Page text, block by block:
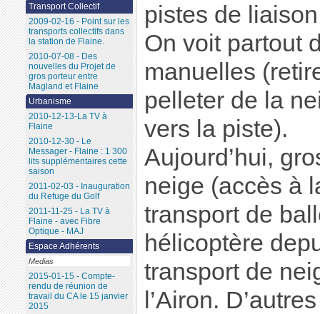
pistes de
On voit partout
manuelles
pelleter de la
vers la piste).
Aujourd’hui,
neige (accès à
transport de
hélicoptère
transport de
l’Airon.
Transport Collectif
2009-02-16 - Point sur les
transports collectifs dans
la station de Flaine.
2010-07-08 - Des
nouvelles du Projet de
gros porteur entre
Magland et Flaine
Urbanisme
2010-12-13-La TV à
Flaine
2010-12-30 - Le
Messager - Flaine : 1 300
lits supplémentaires cette
saison
2011-02-03 - Inauguration
du Refuge du Golf
2011-11-25 - La TV à
Flaine - avec Fibre
Optique - MAJ
Espace Adhérents
Medias
2015-01-15 - Compte-
rendu de réunion de
travail du CA le 15 janvier
2015